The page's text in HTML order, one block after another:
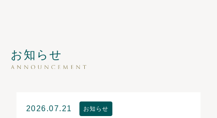
お知らせ
2026.07.21 お知らせ